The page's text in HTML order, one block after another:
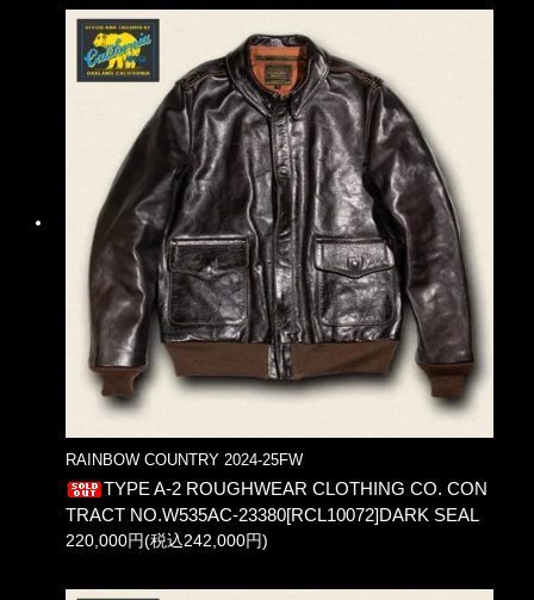
RAINBOW COUNTRY 2024-25FW
TYPE A-2 ROUGHWEAR CLOTHING CO. CON
TRACT NO.W535AC-23380[RCL10072]DARK SEAL
220,000円(税込242,000円)